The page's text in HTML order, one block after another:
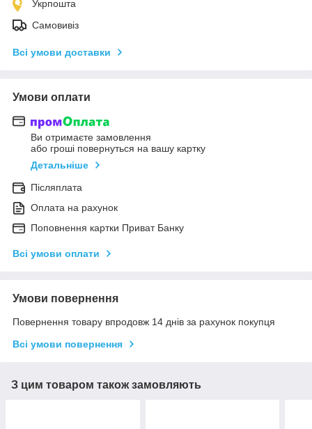
Укрпошта
Самовивіз
Всі умови доставки
Умови оплати
Ви отримаєте замовлення
або гроші повернуться на вашу картку
Детальніше
Післяплата
Оплата на рахунок
Поповнення картки Приват Банку
Всі умови оплати
Умови повернення
Повернення товару впродовж 14 днів за рахунок покупця
Всі умови повернення
З цим товаром також замовляють